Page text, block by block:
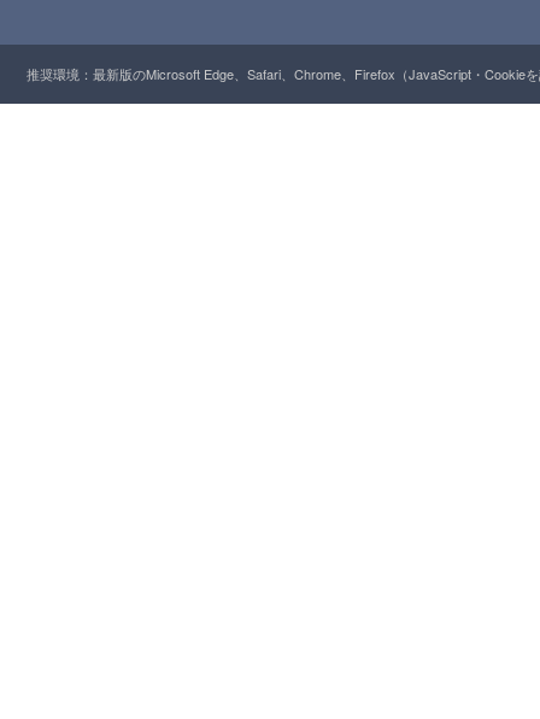
推奨環境：最新版のMicrosoft Edge、Safari、Chrome、Firefox（JavaScript・Cookie